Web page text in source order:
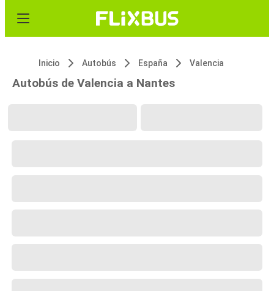
Inicio Autobús España Valencia
Autobús de Valencia a Nantes